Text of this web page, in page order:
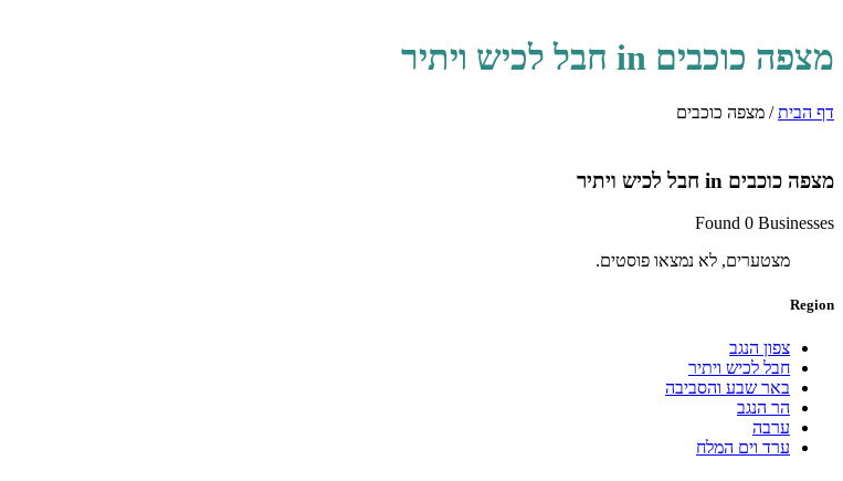
מצפה כוכבים in חבל לכיש ויתיר
דף הבית/ מצפה כוכבים
מצפה כוכבים in חבל לכיש ויתיר
Found 0 Businesses
מצטערים, לא נמצאו פוסטים.
Region
צפון הנגב
חבל לכיש ויתיר
באר שבע והסביבה
הר הנגב
ערבה
ערד וים המלח